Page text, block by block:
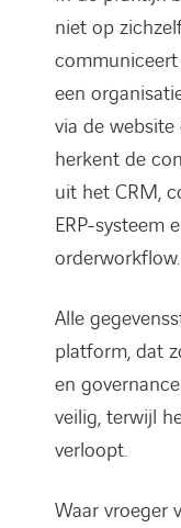
niet op
een
via de
herkent de
uit het CRM,
ERP-systeem
orderworkflow.
Alle
platform, dat
en
veilig, terwijl
verloopt.
Waar vroeger